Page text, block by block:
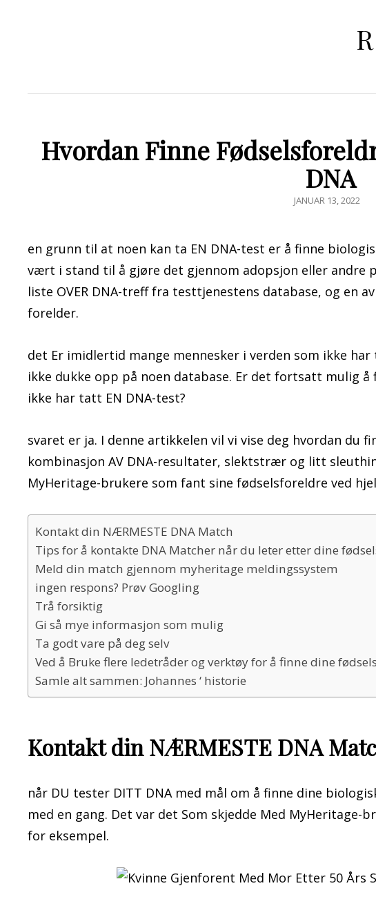
Hvordan Finne
DNA
POSTED
JANUAR 13, 2022
en grunn til at noen kan ta EN DNA-test er å finne
vært i stand til å gjøre det gjennom adopsjon eller andre
liste OVER DNA-treff fra testtjenestens database, og en
forelder.
det Er imidlertid mange mennesker i verden som ikke har
ikke dukke opp på noen database. Er det fortsatt mulig
ikke har tatt EN DNA-test?
svaret er ja. I denne artikkelen vil vi vise deg hvordan du
kombinasjon AV DNA-resultater, slektstrær og litt
MyHeritage-brukere som fant sine fødselsforeldre ved
Kontakt din NÆRMESTE DNA Match
Tips for å kontakte DNA Matcher når du leter etter dine
Meld din match gjennom myheritage meldingssystem
ingen respons? Prøv Googling
Trå forsiktig
Gi så mye informasjon som mulig
Ta godt vare på deg selv
Ved å Bruke flere ledetråder og verktøy for å finne dine
Samle alt sammen: Johannes ‘ historie
Kontakt din NÆRMESTE DNA
når DU tester DITT DNA med mål om å finne dine
med en gang. Det var det Som skjedde Med MyHeritage-
for eksempel.